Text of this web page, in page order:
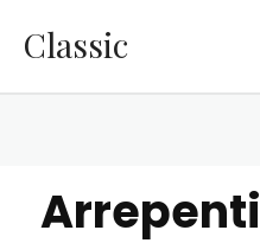
Classic